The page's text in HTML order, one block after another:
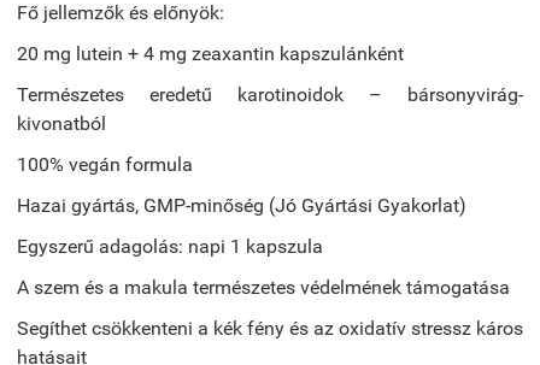
Fő jellemzők és előnyök:
20 mg lutein + 4 mg zeaxantin kapszulánként
Természetes eredetű karotinoidok – bársonyvirág-
kivonatból
100% vegán formula
Hazai gyártás, GMP-minőség (Jó Gyártási Gyakorlat)
Egyszerű adagolás: napi 1 kapszula
A szem és a makula természetes védelmének támogatása
Segíthet csökkenteni a kék fény és az oxidatív stressz káros
hatásait